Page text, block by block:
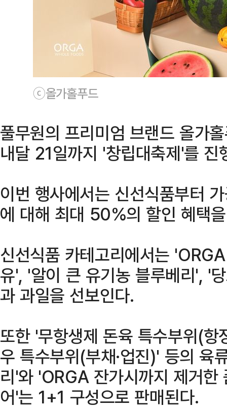
ⓒ올가홀푸드
풀무원의 프리미엄 브랜드 올가
내달 21일까지 '창립대축제'를
이번 행사에서는 신선식품부터
에 대해 최대 50%의 할인 혜택
신선식품 카테고리에서는
유', '알이 큰 유기농 블루베리', '
과 과일을 선보인다.
또한 '무항생제 돈육 특수부위(
우 특수부위(부채·업진)' 등의 육
리'와 'ORGA 잔가시까지 제거한
어'는 1+1 구성으로 판매된다.